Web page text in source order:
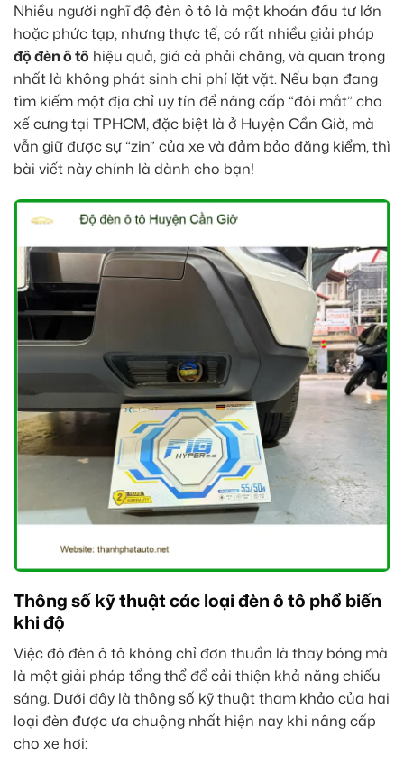
Nhiều người nghĩ độ đèn ô tô là một khoản đầu tư lớn
hoặc phức tạp, nhưng thực tế, có rất nhiều giải pháp
độ đèn ô tô hiệu quả, giá cả phải chăng, và quan trọng
nhất là không phát sinh chi phí lặt vặt. Nếu bạn đang
tìm kiếm một địa chỉ uy tín để nâng cấp “đôi mắt” cho
xế cưng tại TPHCM, đặc biệt là ở Huyện Cần Giờ, mà
vẫn giữ được sự “zin” của xe và đảm bảo đăng kiểm, thì
bài viết này chính là dành cho bạn!
Thông số kỹ thuật các loại đèn ô tô phổ biến
khi độ
Việc độ đèn ô tô không chỉ đơn thuần là thay bóng mà
là một giải pháp tổng thể để cải thiện khả năng chiếu
sáng. Dưới đây là thông số kỹ thuật tham khảo của hai
loại đèn được ưa chuộng nhất hiện nay khi nâng cấp
cho xe hơi: